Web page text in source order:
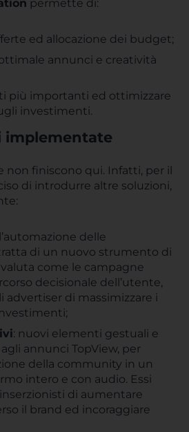
permette di:
ed allocazione dei budget;
annunci e creatività
più importanti ed ottimizzare
investimenti.
implementate
non finiscono qui. Infatti, per il
di introdurre altre soluzioni,
delle
di un nuovo strumento di
come le campagne
decisionale dell’utente,
advertiser di massimizzare i
: nuovi elementi gestuali e
annunci TopView, per
della community in un
intero e con audio. Essi
di aumentare
il brand ed incoraggiare